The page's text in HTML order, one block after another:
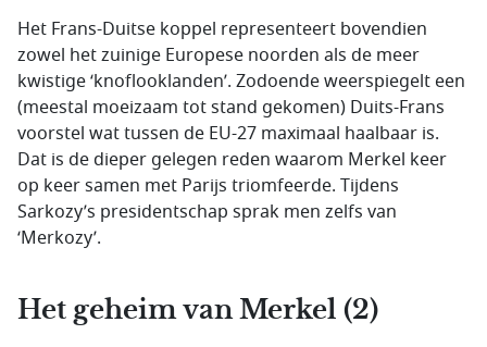
Het Frans-Duitse koppel representeert bovendien
zowel het zuinige Europese noorden als de meer
kwistige ‘knoflooklanden’. Zodoende weerspiegelt een
(meestal moeizaam tot stand gekomen) Duits-Frans
voorstel wat tussen de EU-27 maximaal haalbaar is.
Dat is de dieper gelegen reden waarom Merkel keer
op keer samen met Parijs triomfeerde. Tijdens
Sarkozy’s presidentschap sprak men zelfs van
‘Merkozy’.
Het geheim van Merkel (2)